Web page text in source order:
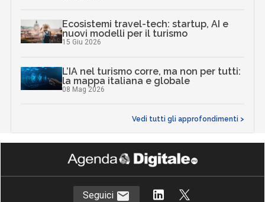
Ecosistemi travel-tech: startup, AI e
nuovi modelli per il turismo
15 Giu 2026
L’IA nel turismo corre, ma non per tutti:
la mappa italiana e globale
08 Mag 2026
Vedi tutti gli approfondimenti >
Seguici